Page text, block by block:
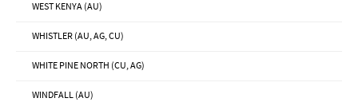
WEST KENYA (AU)
WHISTLER (AU, AG, CU)
WHITE PINE NORTH (CU, AG)
WINDFALL (AU)